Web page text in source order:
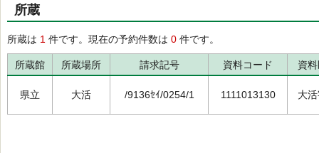
所蔵
所蔵は 1 件です。現在の予約件数は 0 件です。
所蔵館 所蔵場所 請求記号 資料コード 資
県立 大活 /9136ｾｲ/0254/1 1111013130 大